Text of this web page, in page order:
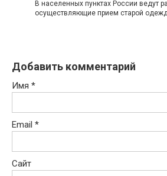
В населенных пунктах России ведут
осуществляющие прием старой
Добавить комментарий
Имя *
Email *
Сайт